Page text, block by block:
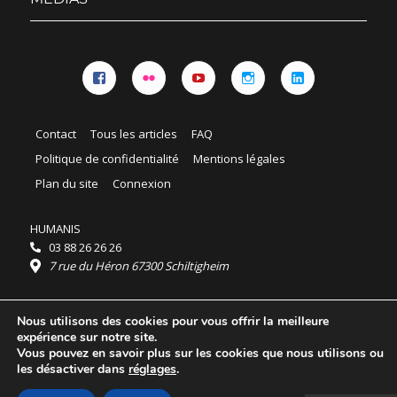
Contact Tous les articles
FAQ
Politique de confidentialité
Mentions légales
Plan du site
Connexion
HUMANIS
03 88 26 26 26
7 rue du Héron 67300 Schiltigheim
Horaires :
HUMANIS : du lundi au vendredi 9h - 18h
Ordidocaz : du lundi au vendredi 8h - 19h
© 2025 HUMANIS, tous droits réservés.
Licence Creative Commons Attribution 4.0
Nous utilisons des cookies pour vous offrir la meilleure
expérience sur notre site.
Vous pouvez en savoir plus sur les cookies que nous utilisons ou
les désactiver dans réglages.